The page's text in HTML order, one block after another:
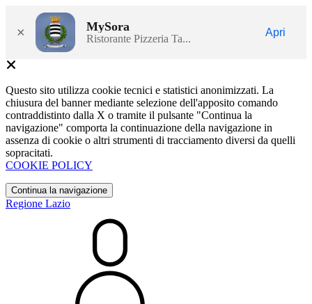
× MySora
Ristorante Pizzeria Ta...
Apri
Questo sito utilizza cookie tecnici e statistici anonimizzati. La
chiusura del banner mediante selezione dell'apposito comando
contraddistinto dalla X o tramite il pulsante "Continua la
navigazione" comporta la continuazione della navigazione in
assenza di cookie o altri strumenti di tracciamento diversi da quelli
sopracitati.
COOKIE POLICY
Continua la navigazione
Regione Lazio